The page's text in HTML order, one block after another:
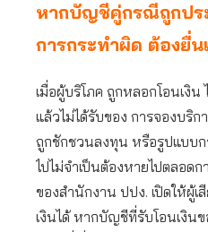
หากบัญชีคู่กรณีถูกปร
การกระทำผิด ต้องยื่
เมื่อผู้บริโภค ถูกหลอกโอนเงิน
แล้วไม่ได้รับของ การจองบริก
ถูกชักชวนลงทุน หรือรูปแบบก
ไปไม่จำเป็นต้องหายไปตลอด
ของสำนักงาน ปปง. เปิดให้ผู้
เงินได้ หากบัญชีที่รับโอนเงิน